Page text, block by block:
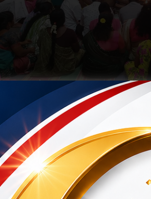
சிவசுப்பிரமணியசாமி கோவிலில் கந்த
சிவசுப்பிரமணிய சாமி கோவிலில் 60-
மற்றும் உற்சவர் சாமிக்கு சிறப்பு அபிஷேக
சிறப்பு யாகசாலை பூஜைகள்
இருந்து புனிதநீர் மேளதாளத்துடன்